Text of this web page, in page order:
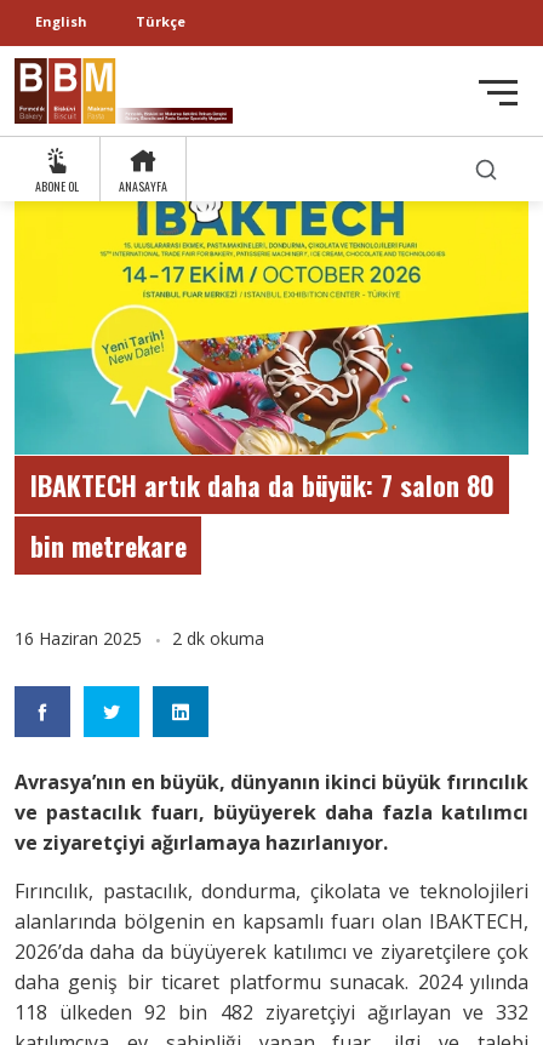
English Türkçe
ABONE OL ANASAYFA
IBAKTECH artık daha da büyük: 7 salon 80
bin metrekare
16 Haziran 2025 2 dk okuma
Avrasya’nın en büyük, dünyanın ikinci büyük fırıncılık
ve pastacılık fuarı, büyüyerek daha fazla katılımcı
ve ziyaretçiyi ağırlamaya hazırlanıyor.
Fırıncılık, pastacılık, dondurma, çikolata ve teknolojileri
alanlarında bölgenin en kapsamlı fuarı olan IBAKTECH,
2026’da daha da büyüyerek katılımcı ve ziyaretçilere çok
daha geniş bir ticaret platformu sunacak. 2024 yılında
118 ülkeden 92 bin 482 ziyaretçiyi ağırlayan ve 332